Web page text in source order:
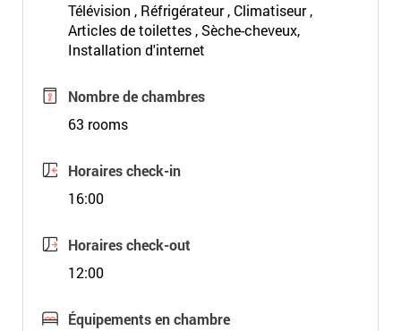
Télévision , Réfrigérateur , Climatiseur ,
Articles de toilettes , Sèche-cheveux,
Installation d'internet
Nombre de chambres
63 rooms
Horaires check-in
16:00
Horaires check-out
12:00
Équipements en chambre